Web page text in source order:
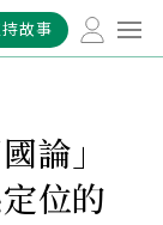
故事
論」
位的